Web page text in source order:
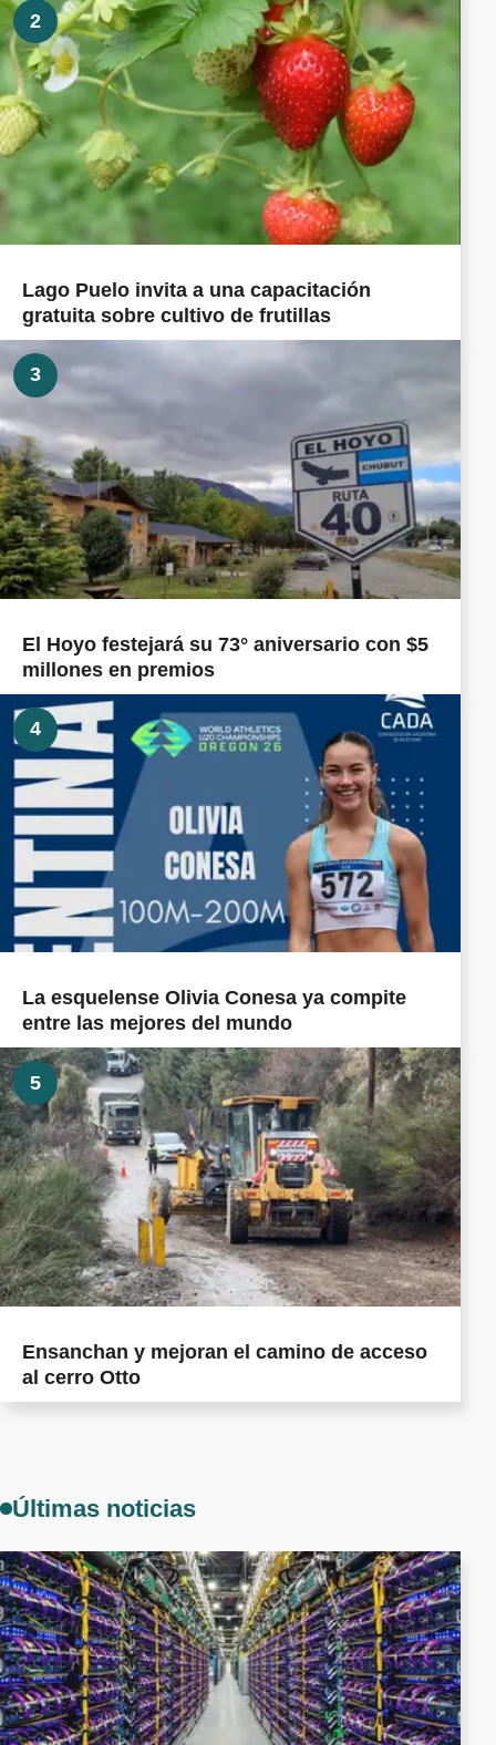
2
Lago Puelo invita a una capacitación
gratuita sobre cultivo de frutillas
3
El Hoyo festejará su 73° aniversario con $5
millones en premios
4
La esquelense Olivia Conesa ya compite
entre las mejores del mundo
5
Ensanchan y mejoran el camino de acceso
al cerro Otto
Últimas noticias